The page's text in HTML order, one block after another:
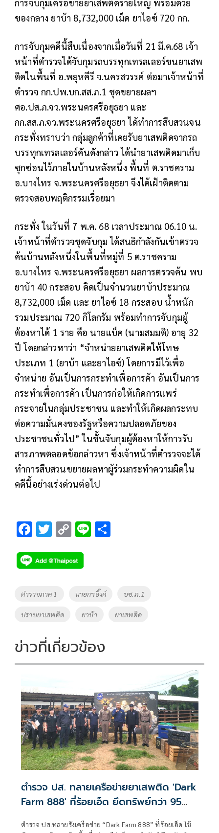
การจับกุมเครือข่ายยาเสพติดรายใหญ่ พร้อมด้วย
ของกลาง ยาบ้า 8,732,000 เม็ด ยาไอซ์ 720 กก.
การจับกุมคดีนี้สืบเนื่องจากเมื่อวันที่ 21 มี.ค.68 เจ้า
หน้าที่ตำรวจได้จับกุมรถบรรทุกเทรลเลอร์ขนยาเสพ
ติดในพื้นที่ อ.พยุหคีรี จ.นครสวรรค์ ต่อมาเจ้าหน้าที่
ตำรวจ กก.ปพ.บก.สส.ภ.1 ชุดขยายผลฯ
ศอ.ปส.ภ.จว.พระนครศรีอยุธยา และ
กก.สส.ภ.จว.พระนครศรีอยุธยา ได้ทำการสืบสวนจน
กระทั่งทราบว่า กลุ่มลูกค้าที่เคยรับยาเสพติดจากรถ
บรรทุกเทรลเลอร์คันดังกล่าว ได้นำยาเสพติดมาเก็บ
ซุกซ่อนไว้ภายในบ้านหลังหนึ่ง พื้นที่ ต.ราชคราม
อ.บางไทร จ.พระนครศรีอยุธยา จึงได้เฝ้าติดตาม
ตรวจสอบพฤติกรรมเรื่อยมา
กระทั่ง ในวันที่ 7 พ.ค. 68 เวลาประมาณ 06.10 น.
เจ้าหน้าที่ตำรวจชุดจับกุม ได้สนธิกำลังกันเข้าตรวจ
ค้นบ้านหลังหนึ่งในพื้นที่หมู่ที่ 5 ต.ราชคราม
อ.บางไทร จ.พระนครศรีอยุธยา ผลการตรวจค้น พบ
ยาบ้า 40 กระสอบ คิดเป็นจำนวนยาบ้าประมาณ
8,732,000 เม็ด และ ยาไอซ์ 18 กระสอบ น้ำหนัก
รวมประมาณ 720 กิโลกรัม พร้อมทำการจับกุมผู้
ต้องหาได้ 1 ราย คือ นายแบ็ค (นามสมมติ) อายุ 32
ปี โดยกล่าวหาว่า “จำหน่ายยาเสพติดให้โทษ
ประเภท 1 (ยาบ้า และยาไอซ์) โดยการมีไว้เพื่อ
จำหน่าย อันเป็นการกระทำเพื่อการค้า อันเป็นการ
กระทำเพื่อการค้า เป็นการก่อให้เกิดการแพร่
กระจายในกลุ่มประชาชน และทำให้เกิดผลกระทบ
ต่อความมั่นคงของรัฐหรือความปลอดภัยของ
ประชาชนทั่วไป” ในชั้นจับกุมผู้ต้องหาให้การรับ
สารภาพตลอดข้อกล่าวหา ซึ่งเจ้าหน้าที่ตำรวจจะได้
ทำการสืบสวนขยายผลหาผู้ร่วมกระทำความผิดใน
คดีนี้อย่างเร่งด่วนต่อไป
F
e
b
o
k
T
tt
er
C
p
y
Li
Li
Tags
ตำรวจภาค 1 นายกฯอิ๊งค์ บช.ภ.1
ปราบยาเสพติด ยาบ้า ยาเสพติด
ข่าวที่เกี่ยวข้อง
ตำรวจ ปส. ทลายเครือข่ายยาเสพติด 'Dark
Farm 888' ที่ร้อยเอ็ด ยึดทรัพย์กว่า 95
ตำรวจ ปส.ทลายรังเครือข่าย “Dark Farm 888” ที่ร้อยเอ็ด ใช้